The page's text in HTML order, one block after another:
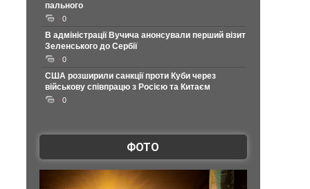
пального
0
В адміністрації Вучича анонсували перший візит
Зеленського до Сербії
0
США розширили санкції проти Куби через
військову співпрацю з Росією та Китаєм
0
ФОТО